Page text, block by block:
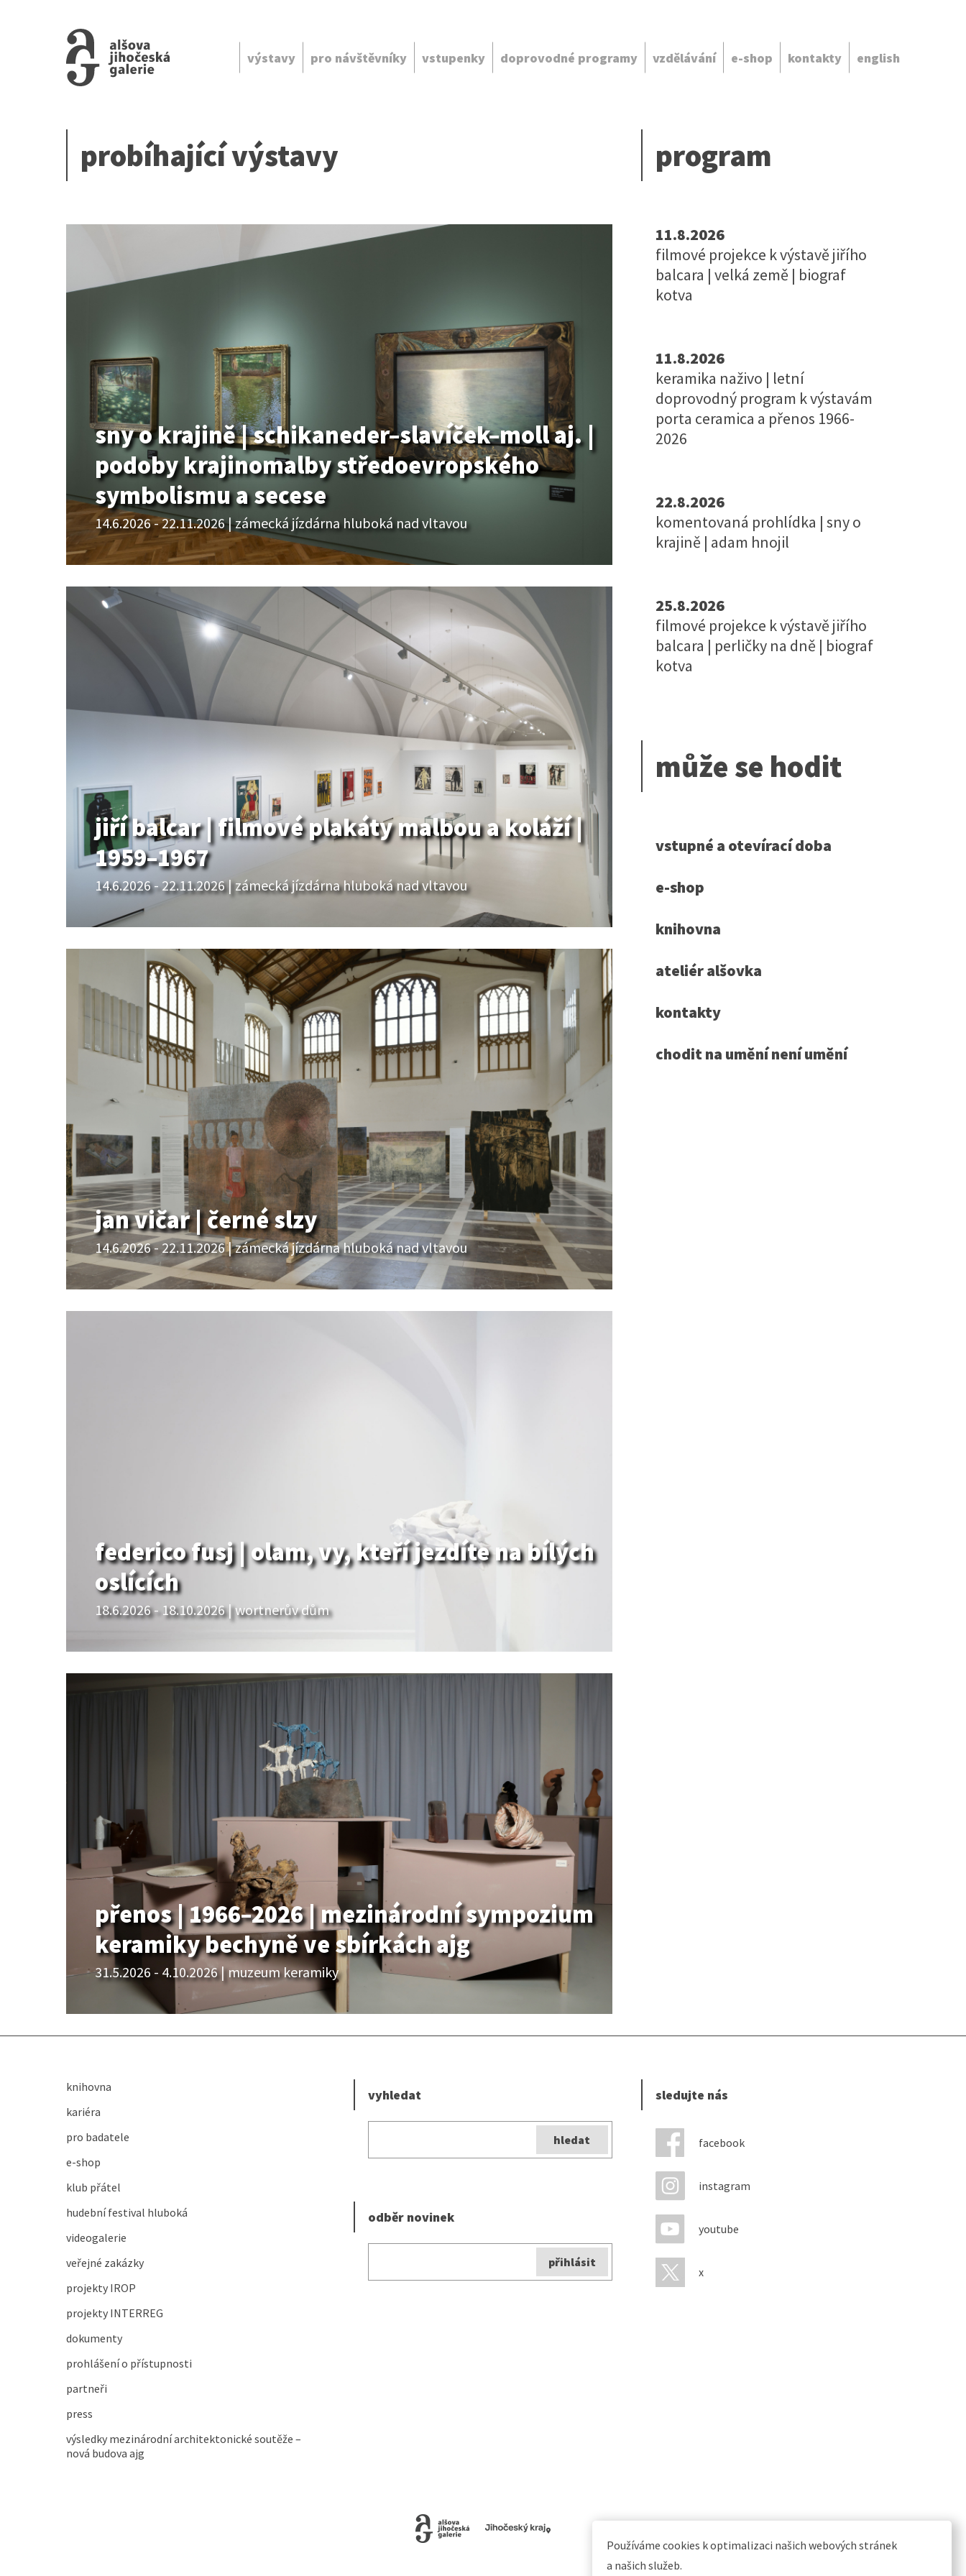
výstavy pro návštěvníky vstupenky doprovodné programy vzdělávání e-shop kontakty english
probíhající výstavy
sny o krajině | schikaneder–slavíček–moll aj. |
podoby krajinomalby středoevropského
symbolismu a secese
14.6.2026 - 22.11.2026 | zámecká jízdárna hluboká nad vltavou
jiří balcar | filmové plakáty malbou a koláží |
1959–1967
14.6.2026 - 22.11.2026 | zámecká jízdárna hluboká nad vltavou
jan vičar | černé slzy
14.6.2026 - 22.11.2026 | zámecká jízdárna hluboká nad vltavou
federico fusj | olam, vy, kteří jezdíte na bílých
oslících
18.6.2026 - 18.10.2026 | wortnerův dům
přenos | 1966–2026 | mezinárodní sympozium
keramiky bechyně ve sbírkách ajg
31.5.2026 - 4.10.2026 | muzeum keramiky
program
11.8.2026
filmové projekce k výstavě jiřího
balcara | velká země | biograf
kotva
11.8.2026
keramika naživo | letní
doprovodný program k výstavám
porta ceramica a přenos 1966-
2026
22.8.2026
komentovaná prohlídka | sny o
krajině | adam hnojil
25.8.2026
filmové projekce k výstavě jiřího
balcara | perličky na dně | biograf
kotva
může se hodit
vstupné a otevírací doba
e-shop
knihovna
ateliér alšovka
kontakty
chodit na umění není umění
knihovna
kariéra
pro badatele
e-shop
klub přátel
hudební festival hluboká
videogalerie
veřejné zakázky
projekty IROP
projekty INTERREG
dokumenty
prohlášení o přístupnosti
partneři
press
výsledky mezinárodní architektonické soutěže –
nová budova ajg
vyhledat
odběr novinek
sledujte nás
facebook
instagram
youtube
x
Používáme cookies k optimalizaci našich webových stránek
a našich služeb.